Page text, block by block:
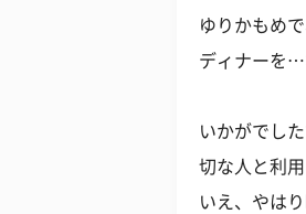
ゆりかもめ
ディナーを…
いかがでし
切な人と利
いえ、やは